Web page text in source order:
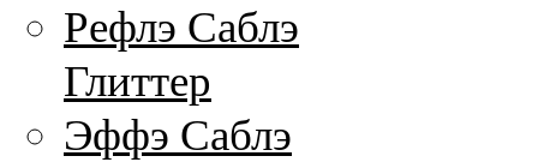
Рефлэ Саблэ
Глиттер
Эффэ Саблэ